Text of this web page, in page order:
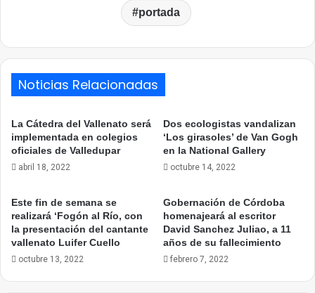
portada
Noticias Relacionadas
La Cátedra del Vallenato será
implementada en colegios
oficiales de Valledupar
abril 18, 2022
Dos ecologistas vandalizan
‘Los girasoles’ de Van Gogh
en la National Gallery
octubre 14, 2022
Este fin de semana se
realizará ‘Fogón al Río, con
la presentación del cantante
vallenato Luifer Cuello
octubre 13, 2022
Gobernación de Córdoba
homenajeará al escritor
David Sanchez Juliao, a 11
años de su fallecimiento
febrero 7, 2022